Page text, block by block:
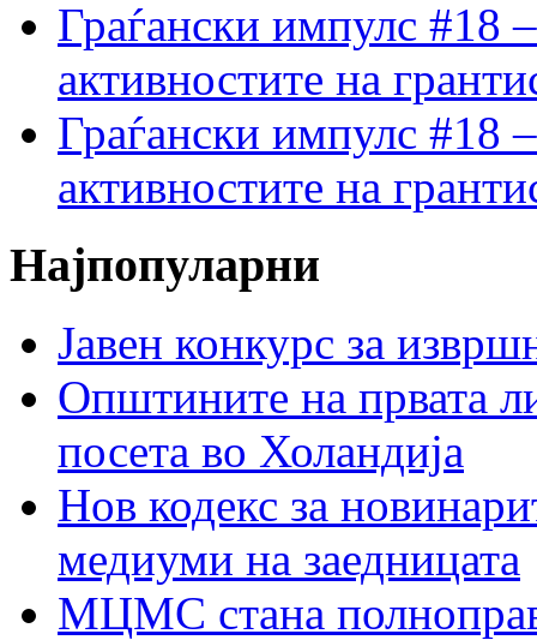
Граѓански импулс #18
активностите на
Граѓански импулс #18
активностите на
Најпопуларни
Јавен конкурс за
Општините на првата
посета во Холандија
Нов кодекс за
медиуми на заедницата
МЦМС стана